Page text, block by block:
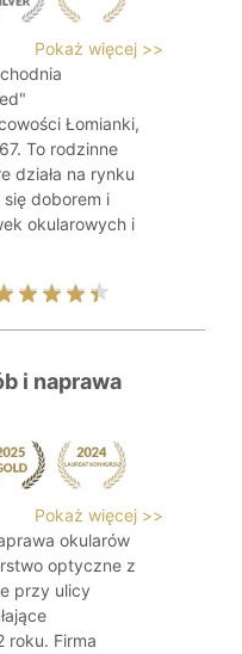
Pokaż więcej >>
Łomianki,
To rodzinne
działa na rynku
doborem i
okularowych i
i naprawa
Pokaż więcej >>
okularów
optyczne z
przy ulicy
roku. Firma